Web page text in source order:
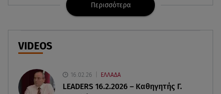
Ναταλία Γερμανού: Ποζάρει με μαύρο μπικίνι στις
Ο καιρός Hot Dry Windy θέτει σε Red Code τη
χώρα - Άνεμοι 9 μποφόρ και 39◦C
Περισσότερα
VIDEOS
16.02.26 ΕΛΛΑΔΑ
LEADERS 16.2.2026 – Καθηγητής Γ.